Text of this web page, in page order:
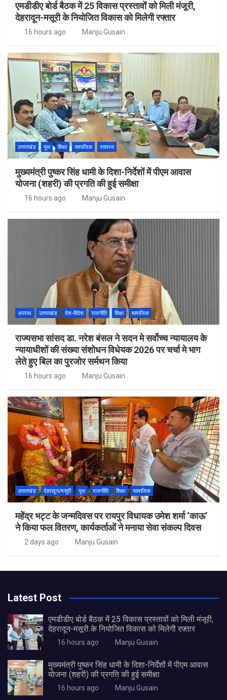
एमडीडीए बोर्ड बैठक में 25 विकास प्रस्तावों को मिली मंजूरी,
देहरादून-मसूरी के नियोजित विकास को मिलेगी रफ्तार
16 hours ago Manju Gusain
उत्तराखंड यूथ शिक्षा सामाजिक स्वास्थ्य
मुख्यमंत्री पुष्कर सिंह धामी के दिशा-निर्देशों में पीएम आवास
योजना (शहरी) की प्रगति की हुई समीक्षा
16 hours ago Manju Gusain
अपराध उत्तराखंड देश-विदेश राजनीति शिक्षा सामाजिक
राज्यसभा सांसद डा. नरेश बंसल ने सदन मे सर्वोच्च न्यायालय के
न्यायाधीशों की संख्या संशोधन विधेयक 2026 पर चर्चा मे भाग
लेते हुए बिल का पुरजोर सर्मथन किया
16 hours ago Manju Gusain
उत्तराखंड देहरादून/मसूरी यूथ राजनीति शिक्षा सामाजिक
महेंद्र भट्ट के जन्मदिवस पर रायपुर विधायक उमेश शर्मा ‘काऊ’
ने किया फल वितरण, कार्यकर्ताओं ने मनाया सेवा संकल्प दिवस
2 days ago Manju Gusain
Latest Post
एमडीडीए बोर्ड बैठक में 25 विकास प्रस्तावों को मिली मंजूरी,
देहरादून-मसूरी के नियोजित विकास को मिलेगी रफ्तार
16 hours ago Manju Gusain
मुख्यमंत्री पुष्कर सिंह धामी के दिशा-निर्देशों में पीएम आवास
योजना (शहरी) की प्रगति की हुई समीक्षा
16 hours ago Manju Gusain